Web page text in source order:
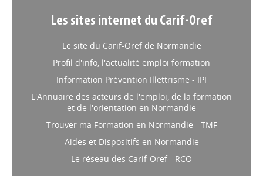
Les sites internet du Carif-Oref
Le site du Carif-Oref de Normandie
Profil d'info, l'actualité emploi formation
Information Prévention Illettrisme - IPI
L'Annuaire des acteurs de l'emploi, de la formation
et de l'orientation en Normandie
Trouver ma Formation en Normandie - TMF
Aides et Dispositifs en Normandie
Le réseau des Carif-Oref - RCO